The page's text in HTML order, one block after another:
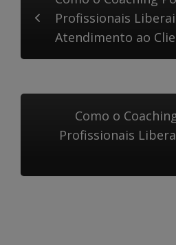
Profissionais
Atendimento ao
Como o
Profissionais